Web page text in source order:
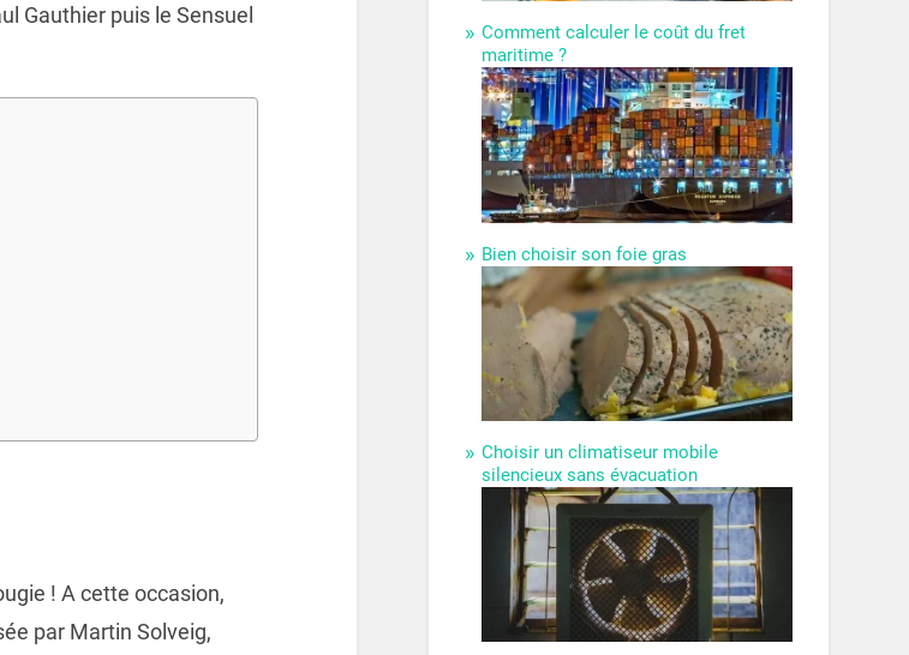
Gauthier puis le Sensuel
! A cette occasion,
par Martin Solveig,
Comment calculer le coût du fret
maritime ?
Bien choisir son foie gras
Choisir un climatiseur mobile
silencieux sans évacuation